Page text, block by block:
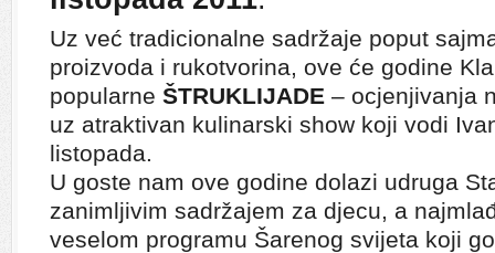
Uz već tradicionalne sadržaje poput
proizvoda i rukotvorina, ove će godine
popularne ŠTRUKLIJADE – ocjenjivanja
uz atraktivan kulinarski show koji vodi
listopada.
U goste nam ove godine dolazi udruga
zanimljivim sadržajem za djecu, a
veselom programu Šarenog svijeta koji